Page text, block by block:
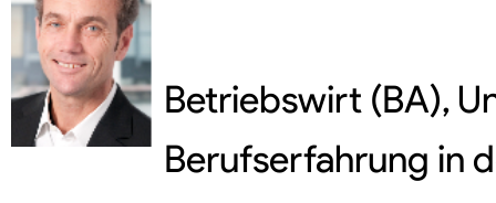
Betriebswirt (BA),
Berufserfahrung in